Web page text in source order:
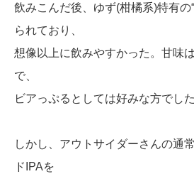
飲みこんだ後、ゆず(柑橘系)特有の
られており、
想像以上に飲みやすかった。甘味
で、
ビアっぷるとしては好みな方でし
しかし、アウトサイダーさんの通
ドIPAを